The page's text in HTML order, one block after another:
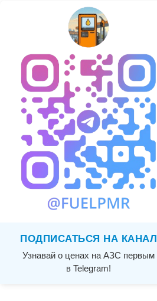
ПОДПИСАТЬСЯ НА КАНАЛ
Узнавай о ценах на АЗС первым
в Telegram!